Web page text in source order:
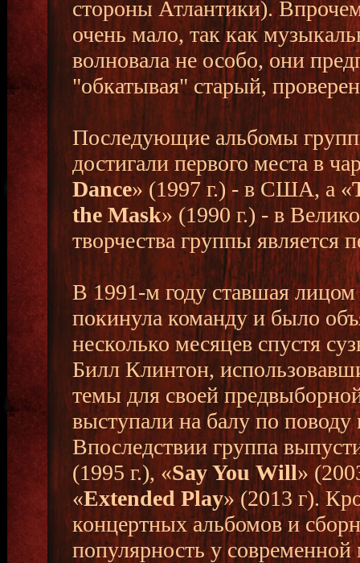
стороны Атлантики).
очень мало, так как
волновала не особо, они
"обкатывая" старый,
Последующие альбомы
достигали первого места в
Dance» (1997 г.) - в США, а «
the Mask» (1990 г.) - в
творчества группы
В 1991-м году ставшая
покинула команду и было
несколько месяцев спустя
Билл Клинтон,
темы для своей
выступали на балу по
Впоследствии группа
(1995 г.), «Say You Will»
«Extended Play» (2013 г).
концертных альбомов и
популярность у